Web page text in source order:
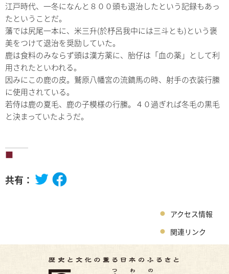
江戸時代、一冬になんと８００頭も退治したという記録もあっ
たということだ。
藩では尻尾一本に、米三升(於杼呂我中には三斗とも)という褒
美をつけて退治を奨励していた。
鹿は食料のみならず頭は漢方薬に、胎仔は「血の薬」として利
用されたといわれる。
因みにこの鹿の皮。鷲原八幡宮の流鏑馬の時、射手の衣装行縢
に使用されている。
若侍は鹿の夏毛、鹿の子模様の行縢。４０過ぎれば冬毛の黒毛
と決まっていたようだ。
共有：
アクセス情報
関連リンク